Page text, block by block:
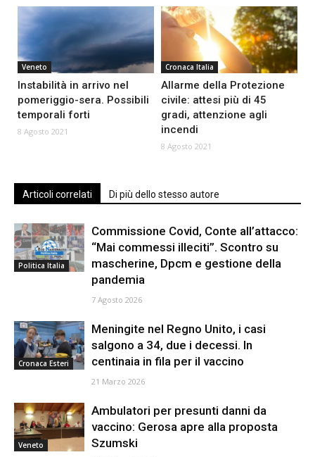
Veneto
Instabilità in arrivo nel
pomeriggio-sera. Possibili
temporali forti
8 Agosto 2021
Cronaca Italia
Allarme della Protezione
civile: attesi più di 45
gradi, attenzione agli
incendi
8 Agosto 2021
Articoli correlati Di più dello stesso autore
Politica Italia
Commissione Covid, Conte all’attacco:
“Mai commessi illeciti”. Scontro su
mascherine, Dpcm e gestione della
pandemia
7 Agosto 2026
Cronaca Esteri
Meningite nel Regno Unito, i casi
salgono a 34, due i decessi. In
centinaia in fila per il vaccino
21 Marzo 2026
Veneto
Ambulatori per presunti danni da
vaccino: Gerosa apre alla proposta
Szumski